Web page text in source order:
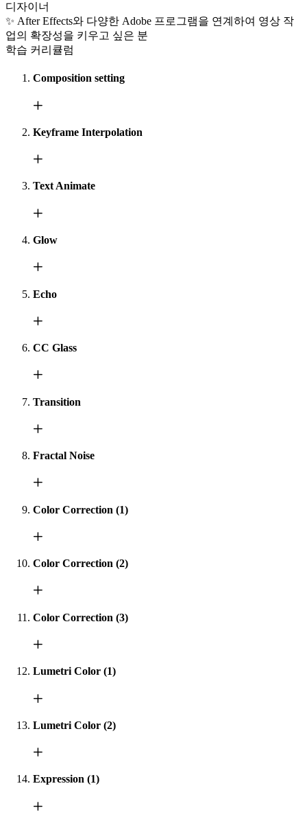
디자이너
✨ After Effects와 다양한 Adobe 프로그램을 연계하여 영상 작
업의 확장성을 키우고 싶은 분
학습 커리큘럼
Composition setting
Keyframe Interpolation
Text Animate
Glow
Echo
CC Glass
Transition
Fractal Noise
Color Correction (1)
Color Correction (2)
Color Correction (3)
Lumetri Color (1)
Lumetri Color (2)
Expression (1)